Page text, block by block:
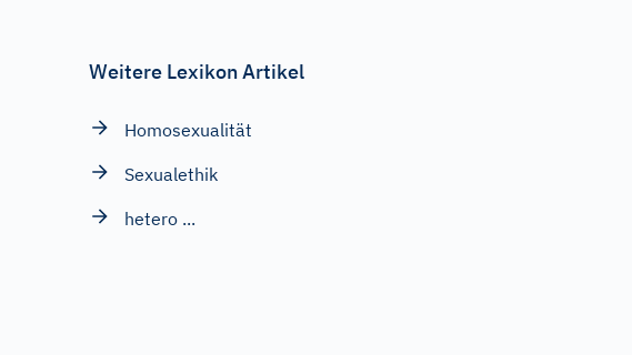
Weitere Lexikon Artikel
Homosexualität
Sexualethik
hetero ...